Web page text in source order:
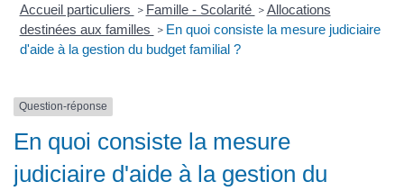
Accueil particuliers > Famille - Scolarité > Allocations
destinées aux familles > En quoi consiste la mesure judiciaire
d'aide à la gestion du budget familial ?
Question-réponse
En quoi consiste la mesure
judiciaire d'aide à la gestion du